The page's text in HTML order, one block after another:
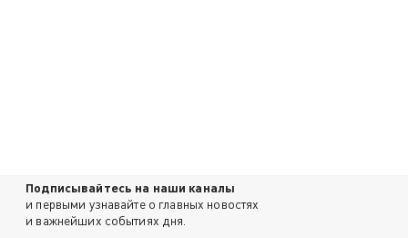
Подписывайтесь на наши каналы
и первыми узнавайте о главных новостях
и важнейших событиях дня.